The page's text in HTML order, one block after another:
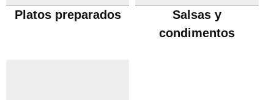
Platos preparados
Salsas y
condimentos